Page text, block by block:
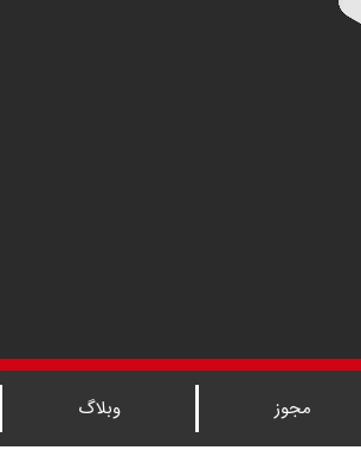
مجوز وبلاگ